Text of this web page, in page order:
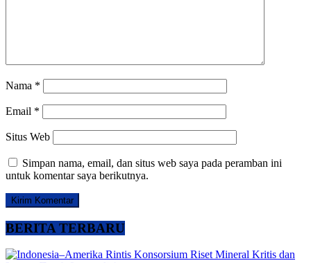
Nama *
Email *
Situs Web
Simpan nama, email, dan situs web saya pada peramban ini
untuk komentar saya berikutnya.
BERITA TERBARU